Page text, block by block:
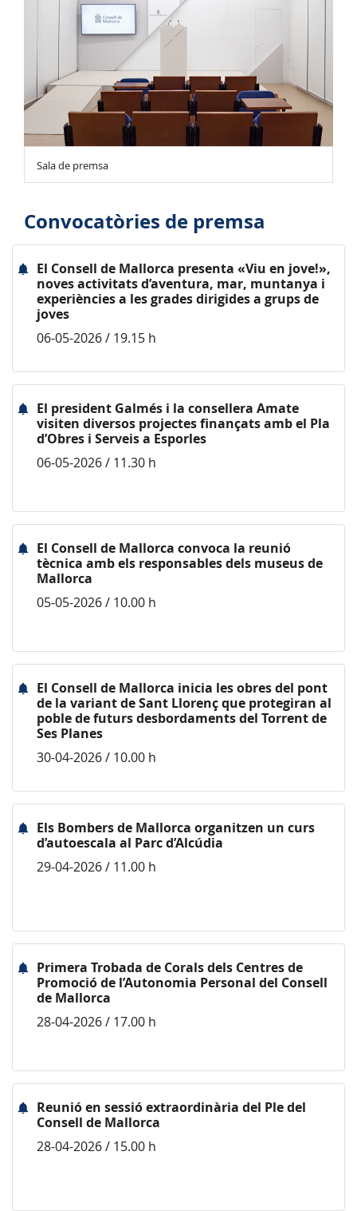
Sala de premsa
Convocatòries de premsa
El Consell de Mallorca presenta «Viu en jove!»,
noves activitats d’aventura, mar, muntanya i
experiències a les grades dirigides a grups de
joves
06-05-2026 / 19.15 h
El president Galmés i la consellera Amate
visiten diversos projectes finançats amb el Pla
d’Obres i Serveis a Esporles
06-05-2026 / 11.30 h
El Consell de Mallorca convoca la reunió
tècnica amb els responsables dels museus de
Mallorca
05-05-2026 / 10.00 h
El Consell de Mallorca inicia les obres del pont
de la variant de Sant Llorenç que protegiran al
poble de futurs desbordaments del Torrent de
Ses Planes
30-04-2026 / 10.00 h
Els Bombers de Mallorca organitzen un curs
d’autoescala al Parc d’Alcúdia
29-04-2026 / 11.00 h
Primera Trobada de Corals dels Centres de
Promoció de l’Autonomia Personal del Consell
de Mallorca
28-04-2026 / 17.00 h
Reunió en sessió extraordinària del Ple del
Consell de Mallorca
28-04-2026 / 15.00 h